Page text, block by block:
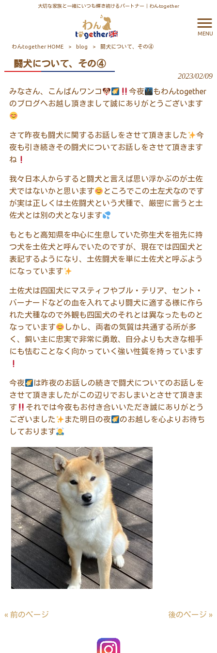
大切な家族と一緒にいつも輝き続けるパートナー｜わんtogether
MENU
わんtogether HOME > blog > 闘犬について、その④
闘犬について、その④
2023/02/09
みなさん、こんばんワンコ 今夜 もわんtogether
のブログへお越し頂きまして誠にありがとうございます
さて昨夜も闘犬に関するお話しをさせて頂きました
今
夜も引き続きその闘犬についてお話しをさせて頂きます
ね
我々日本人からすると闘犬と言えば思い浮かぶのが土佐
犬ではないかと思います
ところでこの土左犬なのです
が実は正しくは土佐闘犬という犬種で、厳密に言うと土
佐犬とは別の犬となります
もともと高知県を中心に生息していた弥生犬を祖先に持
つ犬を土佐犬と呼んでいたのですが、現在では四国犬と
表記するようになり、土佐闘犬を単に土佐犬と呼ぶよう
になっています
土佐犬は四国犬にマスティフやブル・テリア、セント・
バーナードなどの血を入れてより闘犬に適する様に作ら
れた犬種なので外観も四国犬のそれとは異なったものと
なっています
しかし、両者の気質は共通する所が多
く、飼い主に忠実で非常に勇敢、自分よりも大きな相手
にも怯むことなく向かっていく強い性質を持っています
今夜
は昨夜のお話しの続きで闘犬についてのお話しを
させて頂きましたがこの辺りでおしまいとさせて頂きま
す
それでは今夜もお付き合いいただき誠にありがとう
ございました
また明日の夜
のお越しを心よりお待ち
しております
« 前のページ 後のページ »